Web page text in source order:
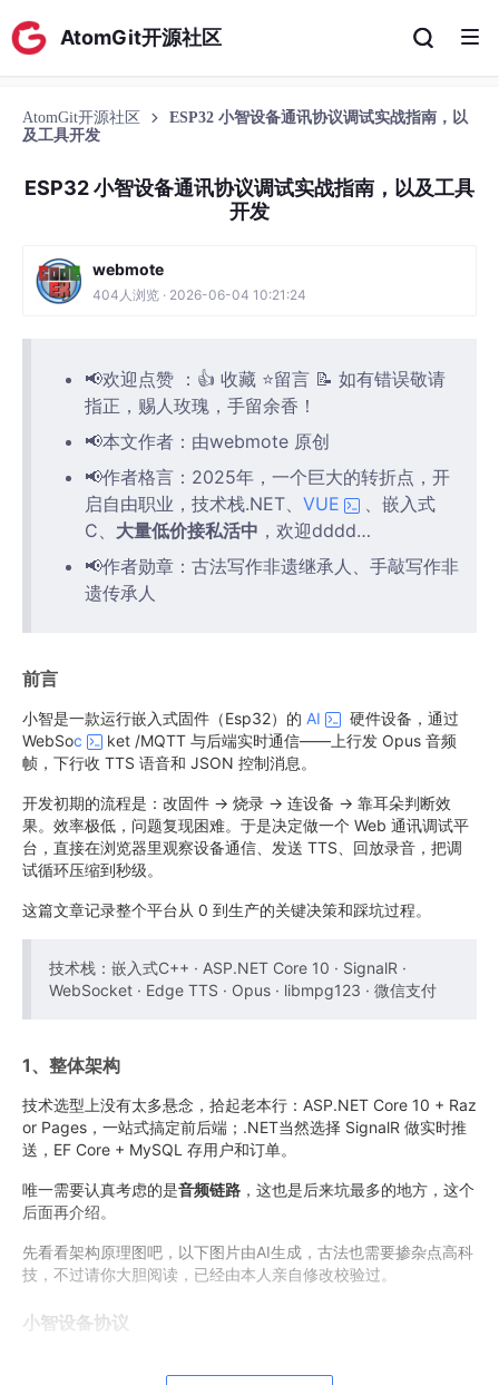
AtomGit开源社区
AtomGit开源社区
ESP32 小智设备通讯协议调试实战指南，以
及工具开发
ESP32 小智设备通讯协议调试实战指南，以及工具
开发
webmote
404人浏览 · 2026-06-04 10:21:24
📢欢迎点赞 ：👍 收藏 ⭐留言 📝 如有错误敬请
指正，赐人玫瑰，手留余香！
📢本文作者：由webmote 原创
📢作者格言：2025年，一个巨大的转折点，开
启自由职业，技术栈.NET、 VUE
、嵌入式
C、 大量低价接私活中 ，欢迎dddd…
📢作者勋章：古法写作非遗继承人、手敲写作非
遗传承人
前言
小智是一款运行嵌入式固件（Esp32）的 AI
硬件设备，通过
WebSoc
ket /MQTT 与后端实时通信——上行发 Opus 音频
帧，下行收 TTS 语音和 JSON 控制消息。
开发初期的流程是：改固件 → 烧录 → 连设备 → 靠耳朵判断效
果。效率极低，问题复现困难。于是决定做一个 Web 通讯调试平
台，直接在浏览器里观察设备通信、发送 TTS、回放录音，把调
试循环压缩到秒级。
这篇文章记录整个平台从 0 到生产的关键决策和踩坑过程。
技术栈：嵌入式C++ · ASP.NET Core 10 · SignalR ·
WebSocket · Edge TTS · Opus · libmpg123 · 微信支付
1、整体架构
技术选型上没有太多悬念，拾起老本行：ASP.NET Core 10 + Raz
or Pages，一站式搞定前后端；.NET当然选择 SignalR 做实时推
送，EF Core + MySQL 存用户和订单。
唯一需要认真考虑的是音频链路 ，这也是后来坑最多的地方，这个
后面再介绍。
先看看架构原理图吧，以下图片由AI生成，古法也需要掺杂点高科
技，不过请你大胆阅读，已经由本人亲自修改校验过。
小智设备协议